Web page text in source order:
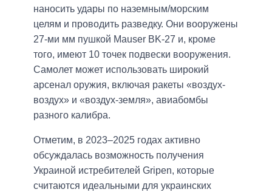
наносить удары по наземным/морским
целям и проводить разведку. Они вооружены
27-ми мм пушкой Mauser BK-27 и, кроме
того, имеют 10 точек подвески вооружения.
Самолет может использовать широкий
арсенал оружия, включая ракеты «воздух-
воздух» и «воздух-земля», авиабомбы
разного калибра.
Отметим, в 2023–2025 годах активно
обсуждалась возможность получения
Украиной истребителей Gripen, которые
считаются идеальными для украинских